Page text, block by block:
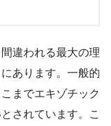
違われる最大の理
あります。一般的
までエキゾチック
されています。こ